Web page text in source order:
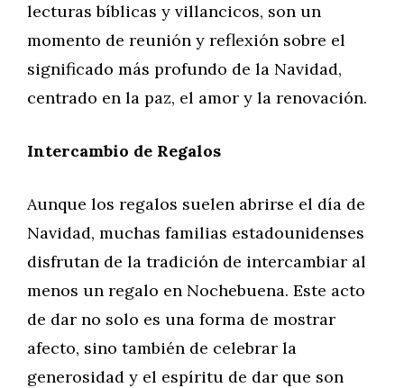
lecturas bíblicas y villancicos, son un
momento de reunión y reflexión sobre el
significado más profundo de la Navidad,
centrado en la paz, el amor y la renovación.
Intercambio de Regalos
Aunque los regalos suelen abrirse el día de
Navidad, muchas familias estadounidenses
disfrutan de la tradición de intercambiar al
menos un regalo en Nochebuena. Este acto
de dar no solo es una forma de mostrar
afecto, sino también de celebrar la
generosidad y el espíritu de dar que son